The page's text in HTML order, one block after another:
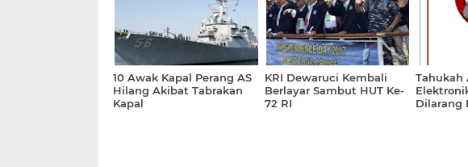
10 Awak Kapal Perang AS
Hilang Akibat Tabrakan
Kapal
KRI Dewaruci Kembali
Berlayar Sambut HUT Ke-
72 RI
Tahukah
Dilarang